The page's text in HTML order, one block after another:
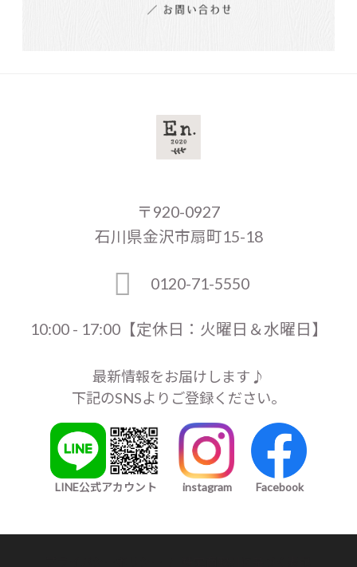
〒920-0927
石川県金沢市扇町15-18
0120-71-5550
10:00 - 17:00【定休日：火曜日＆水曜日】
最新情報をお届けします♪
下記のSNSよりご登録ください。
LINE公式アカウント instagram Facebook